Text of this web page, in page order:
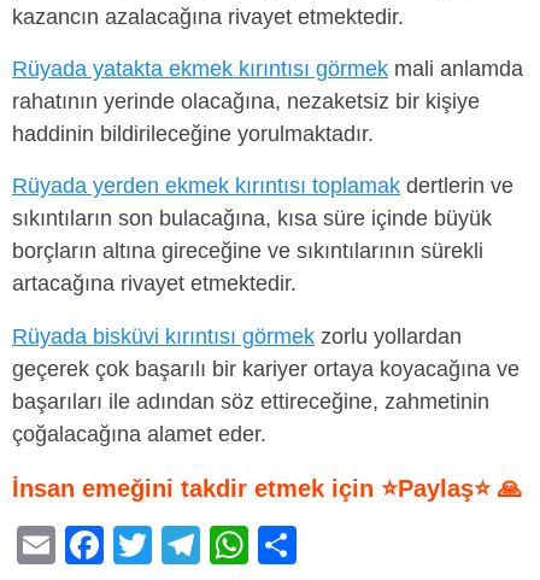
kazancın azalacağına rivayet etmektedir.
Rüyada yatakta ekmek kırıntısı görmek mali anlamda
rahatının yerinde olacağına, nezaketsiz bir kişiye
haddinin bildirileceğine yorulmaktadır.
Rüyada yerden ekmek kırıntısı toplamak dertlerin ve
sıkıntıların son bulacağına, kısa süre içinde büyük
borçların altına gireceğine ve sıkıntılarının sürekli
artacağına rivayet etmektedir.
Rüyada bisküvi kırıntısı görmek zorlu yollardan
geçerek çok başarılı bir kariyer ortaya koyacağına ve
başarıları ile adından söz ettireceğine, zahmetinin
çoğalacağına alamet eder.
İnsan emeğini takdir etmek için ⭐Paylaş⭐ 🙏
E
F
T
T
W